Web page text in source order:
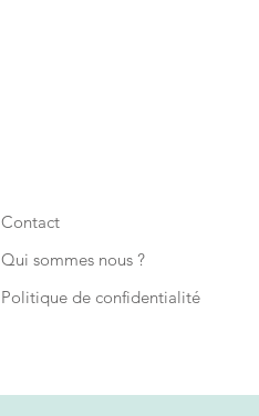
Contact
Qui sommes nous ?
Politique de confidentialité